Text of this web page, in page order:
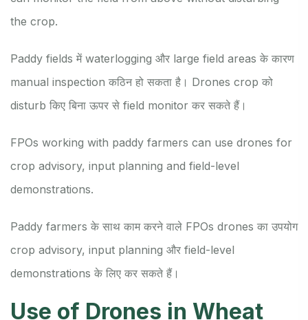
the crop.
Paddy fields में waterlogging और large field areas के कारण
manual inspection कठिन हो सकता है। Drones crop को
disturb किए बिना ऊपर से field monitor कर सकते हैं।
FPOs working with paddy farmers can use drones for
crop advisory, input planning and field-level
demonstrations.
Paddy farmers के साथ काम करने वाले FPOs drones का उपयोग
crop advisory, input planning और field-level
demonstrations के लिए कर सकते हैं।
Use of Drones in Wheat